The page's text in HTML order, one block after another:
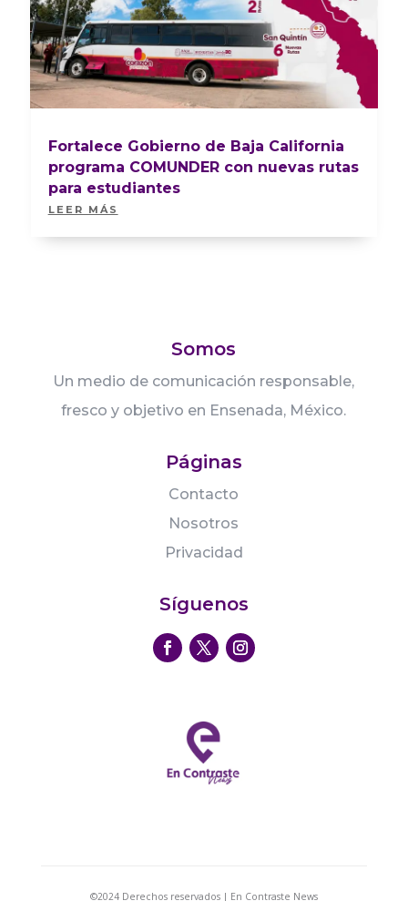
Fortalece Gobierno de Baja California
programa COMUNDER con nuevas rutas
para estudiantes
LEER MÁS
Somos
Un medio de comunicación responsable,
fresco y objetivo en Ensenada, México.
Páginas
Contacto
Nosotros
Privacidad
Síguenos
©2024 Derechos reservados | En Contraste News